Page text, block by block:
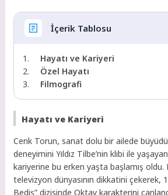
İçerik Tablosu
Hayatı ve Kariyeri
Özel Hayatı
Filmografi
Hayatı ve Kariyeri
Cenk Torun, sanat dolu bir ailede
deneyimini Yıldız Tilbe’nin klibi ile
kariyerine bu erken yaşta başlamış oldu.
televizyon dünyasının dikkatini çekerek,
Bediş” dizisinde Oktay karakterini